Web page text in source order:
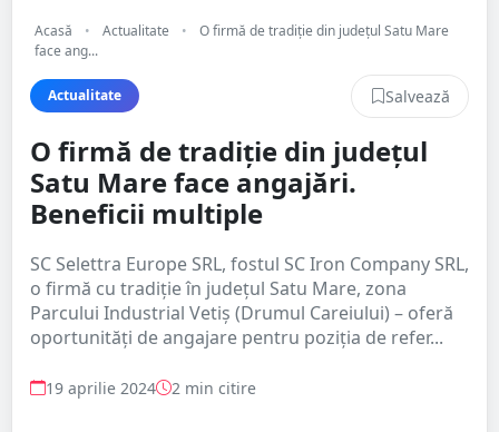
Acasă • Actualitate •
O firmă de tradiție din județul Satu Mare
face ang...
Actualitate Salvează
O firmă de tradiție din județul
Satu Mare face angajări.
Beneficii multiple
SC Selettra Europe SRL, fostul SC Iron Company SRL,
o firmă cu tradiție în județul Satu Mare, zona
Parcului Industrial Vetiș (Drumul Careiului) – oferă
oportunități de angajare pentru poziția de refer...
19 aprilie 2024 2 min citire